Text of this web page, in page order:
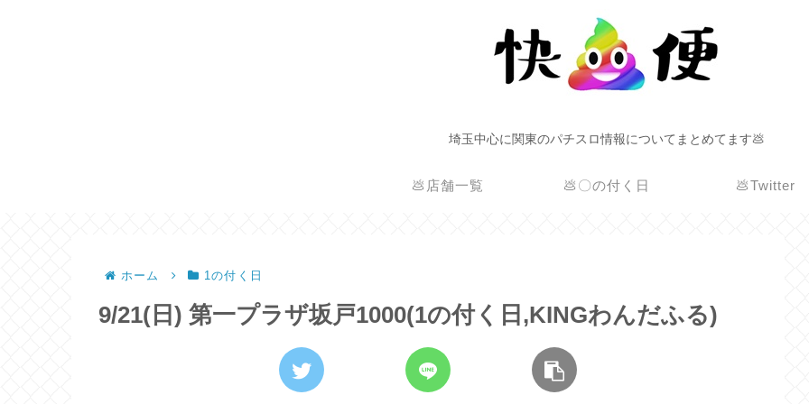
埼玉中心に関東のパチスロ情報についてまとめてます💩
💩店舗一覧 💩〇の付く日 💩Twitter
ホーム 1の付く日
9/21(日) 第一プラザ坂戸1000(1の付く日,KINGわんだふる)